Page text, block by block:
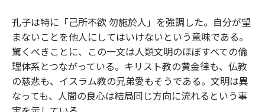
孔子は特に「己所不欲 勿施於人」を強調した。自分が望
まないことを他人にしてはいけないという意味である。
驚くべきことに、この一文は人類文明のほぼすべての倫
理体系とつながっている。キリスト教の黄金律も、仏教
の慈悲も、イスラム教の兄弟愛もそうである。文明は異
なっても、人間の良心は結局同じ方向に流れるという事